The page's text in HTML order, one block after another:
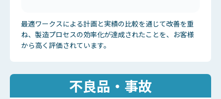
最適ワークスによる計画と実績の比較を通じて改善を重
ね、製造プロセスの効率化が達成されたことを、お客様
から高く評価されています。
不良品・事故